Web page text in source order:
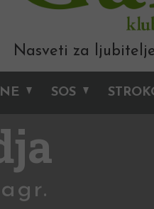
Nasveti za
SOS